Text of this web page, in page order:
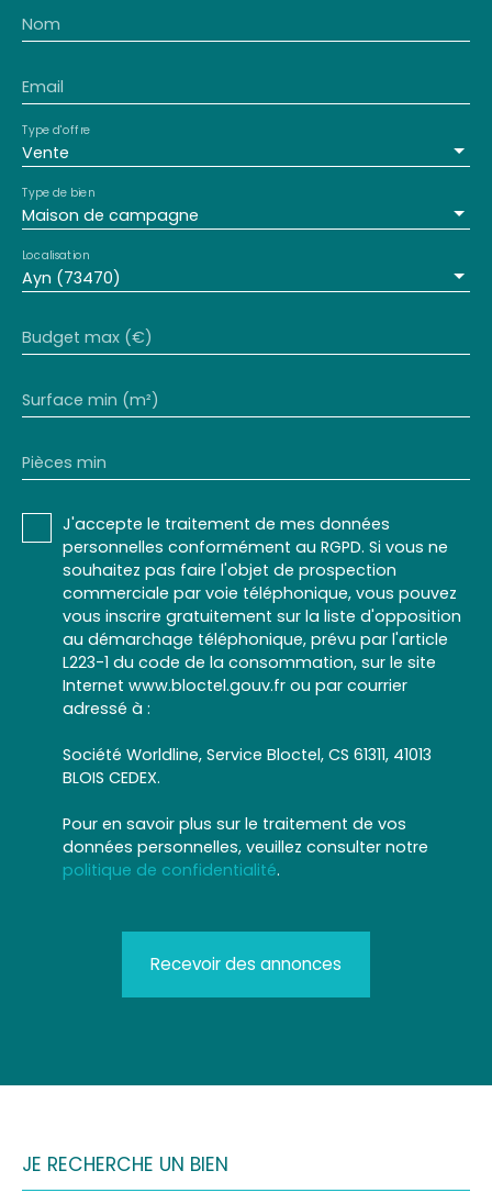
Nom
Email
Vente
Type d'offre
Maison de campagne
Type de bien
Ayn (73470)
Localisation
Budget max (€)
Surface min (m²)
Pièces min
J'accepte le traitement de mes données
personnelles conformément au RGPD. Si vous ne
souhaitez pas faire l'objet de prospection
commerciale par voie téléphonique, vous pouvez
vous inscrire gratuitement sur la liste d'opposition
au démarchage téléphonique, prévu par l'article
L223-1 du code de la consommation, sur le site
Internet www.bloctel.gouv.fr ou par courrier
adressé à :
Société Worldline, Service Bloctel, CS 61311, 41013
BLOIS CEDEX.
Pour en savoir plus sur le traitement de vos
données personnelles, veuillez consulter notre
politique de confidentialité.
Recevoir des annonces
JE RECHERCHE UN BIEN